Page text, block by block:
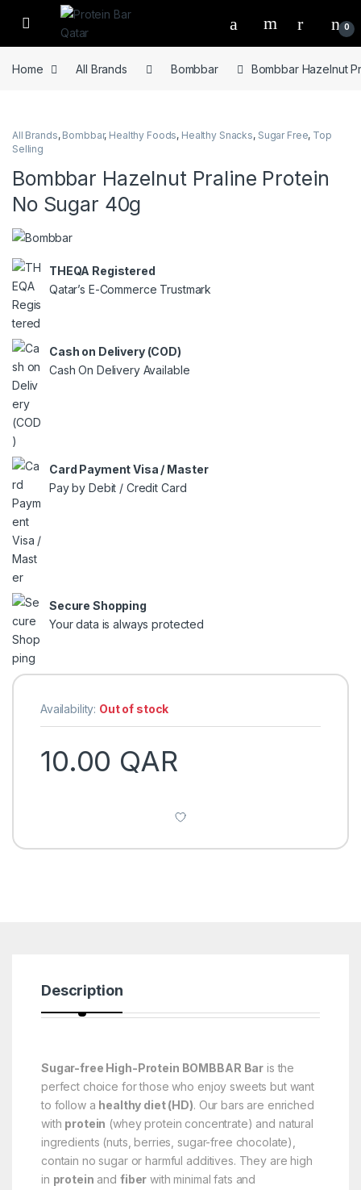
Open 0
Home All Brands Bombbar Bombbar Hazelnut
All Brands, Bombbar, Healthy Foods, Healthy Snacks, Sugar Free, Top
Selling
Bombbar Hazelnut Praline Protein
No Sugar 40g
THEQA Registered
Qatar’s E-Commerce Trustmark
Cash on Delivery (COD)
Cash On Delivery Available
Card Payment Visa / Master
Pay by Debit / Credit Card
Secure Shopping
Your data is always protected
Availability: Out of stock
10.00 QAR
Description
Sugar-free High-Protein BOMBBAR Bar is the
perfect choice for those who enjoy sweets but want
to follow a healthy diet (HD). Our bars are enriched
with protein (whey protein concentrate) and natural
ingredients (nuts, berries, sugar-free chocolate),
contain no sugar or harmful additives. They are high
in protein and fiber with minimal fats and